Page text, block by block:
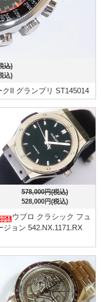
込)
込)
II グランプリ ST145014
578,000円(税込)
528,000円(税込)
ウブロ クラシック フュ
ジョン 542.NX.1171.RX